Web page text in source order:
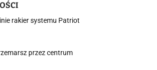
rakier systemu Patriot
przez centrum